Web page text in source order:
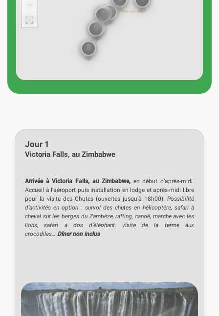
Jour 1
Victoria Falls, au Zimbabwe
Arrivée à Victoria Falls, au Zimbabwe, en début d’après-midi.
Accueil à l’aéroport puis installation en lodge et après-midi libre
pour la visite des Chutes (ouvertes jusqu’à 18h00). Possibilité
d’activités en option : survol des chutes en hélicoptère, safari à
cheval sur les berges du Zambèze, rafting, canoë, marche avec les
lions, safari à dos d’éléphant, visite de la ferme aux
crocodiles… Dîner non inclus
3
45
67
8
−